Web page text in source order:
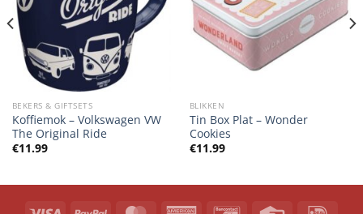
BEKERS & GIFTSETS
Koffiemok – Volkswagen VW
The Original Ride
€11.99
BLIKKEN
Tin Box Plat – Wonder
Cookies
€11.99